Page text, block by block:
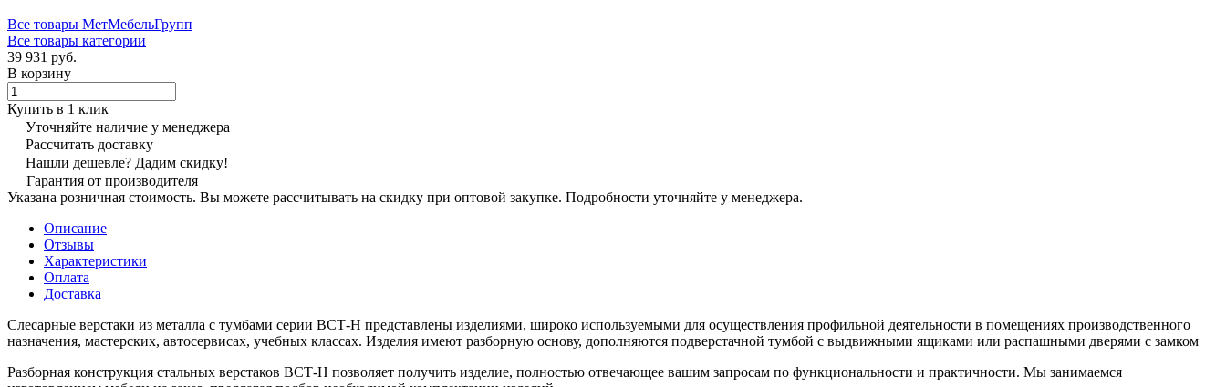
Все товары МетМебельГрупп
Все товары категории
39 931 руб.
В корзину
Купить в 1 клик
Уточняйте наличие у менеджера
Рассчитать доставку
Нашли дешевле? Дадим скидку!
Гарантия от производителя
Указана розничная стоимость. Вы можете рассчитывать на скидку при оптовой закупке. Подробности уточняйте у менеджера.
Описание
Отзывы
Характеристики
Оплата
Доставка
Слесарные верстаки из металла с тумбами серии ВСТ-Н представлены изделиями, широко используемыми для осуществления профильной деятельности в помещениях производственного
назначения, мастерских, автосервисах, учебных классах. Изделия имеют разборную основу, дополняются подверстачной тумбой с выдвижными ящиками или распашными дверями с замком
Разборная конструкция стальных верстаков ВСТ-Н позволяет получить изделие, полностью отвечающее вашим запросам по функциональности и практичности. Мы занимаемся